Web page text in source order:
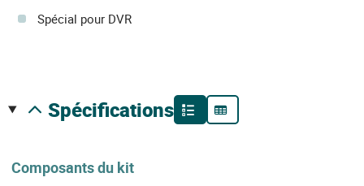
Spécial pour DVR
spécifications
Composants du kit